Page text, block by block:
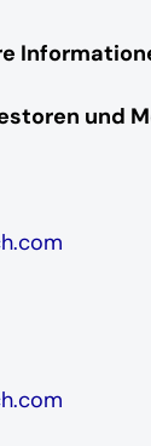
und